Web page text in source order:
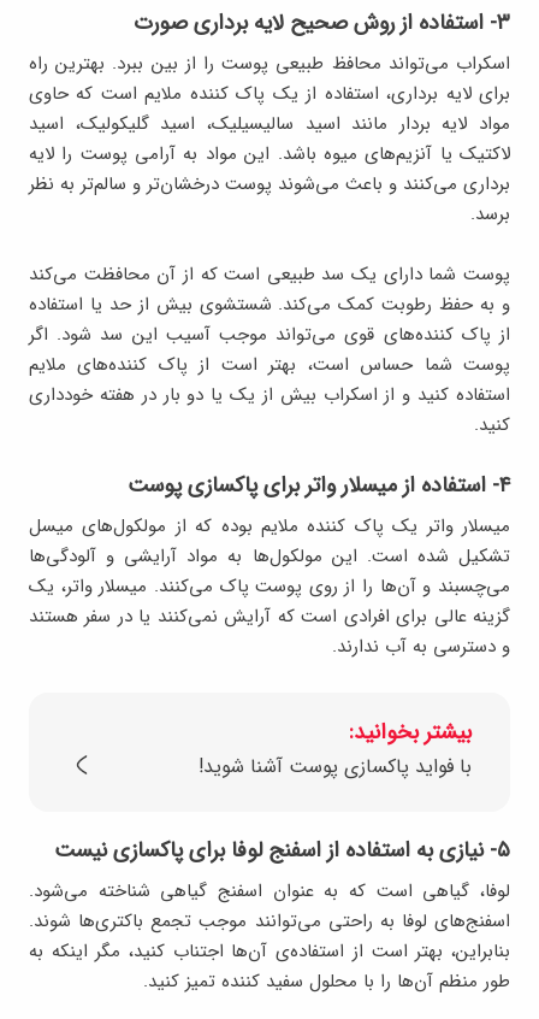
۳- استفاده از روش صحیح لایه برداری صورت
اسکراب می‌تواند محافظ طبیعی پوست را از بین ببرد. بهترین راه
برای لایه برداری، استفاده از یک پاک کننده ملایم است که حاوی
مواد لایه بردار مانند اسید سالیسیلیک، اسید گلیکولیک، اسید
لاکتیک یا آنزیم‌های میوه باشد. این مواد به آرامی پوست را لایه
برداری می‌کنند و باعث می‌شوند پوست درخشان‌تر و سالم‌تر به نظر
برسد.
پوست شما دارای یک سد طبیعی است که از آن محافظت می‌کند
و به حفظ رطوبت کمک می‌کند. شستشوی بیش از حد یا استفاده
از پاک کننده‌های قوی می‌تواند موجب آسیب این سد شود. اگر
پوست شما حساس است، بهتر است از پاک کننده‌های ملایم
استفاده کنید و از اسکراب بیش از یک یا دو بار در هفته خودداری
کنید.
۴- استفاده از میسلار واتر برای پاکسازی پوست
میسلار واتر یک پاک کننده ملایم بوده که از مولکول‌های میسل
تشکیل شده است. این مولکول‌ها به مواد آرایشی و آلودگی‌ها
می‌چسبند و آن‌ها را از روی پوست پاک می‌کنند. میسلار واتر، یک
گزینه عالی برای افرادی است که آرایش نمی‌کنند یا در سفر هستند
و دسترسی به آب ندارند.
بیشتر بخوانید:
با فواید پاکسازی پوست آشنا شوید!
۵- نیازی به استفاده از اسفنج لوفا برای پاکسازی نیست
لوفا، گیاهی است که به عنوان اسفنج گیاهی شناخته می‌شود.
اسفنج‌های لوفا به راحتی می‌توانند موجب تجمع باکتری‌ها شوند.
بنابراین، بهتر است از استفاده‌ی آن‌ها اجتناب کنید، مگر اینکه به
طور منظم آن‌ها را با محلول سفید کننده تمیز کنید.